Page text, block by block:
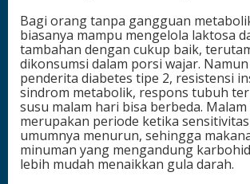
Bagi orang tanpa gangguan
biasanya mampu mengelola laktosa
tambahan dengan cukup baik,
dikonsumsi dalam porsi wajar.
penderita diabetes tipe 2, resistensi
sindrom metabolik, respons tubuh
susu malam hari bisa berbeda.
merupakan periode ketika
umumnya menurun, sehingga
minuman yang mengandung
lebih mudah menaikkan gula darah.